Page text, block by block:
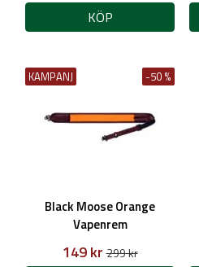
KÖP
KAMPANJ -50 %
Black Moose Orange
Vapenrem
149 kr299 kr